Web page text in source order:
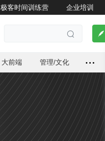
极客时间训练营 企业培训
 
大前端 管理/文化